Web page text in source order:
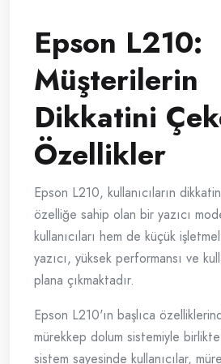
Epson L210:
Müşterilerin
Dikkatini
Özellikler
Epson L210, kullanıcıların
özelliğe sahip olan bir yazıcı
kullanıcıları hem de küçük
yazıcı, yüksek performansı ve
plana çıkmaktadır.
Epson L210'ın başlıca
mürekkep dolum sistemiyle
sistem sayesinde kullanıcılar,